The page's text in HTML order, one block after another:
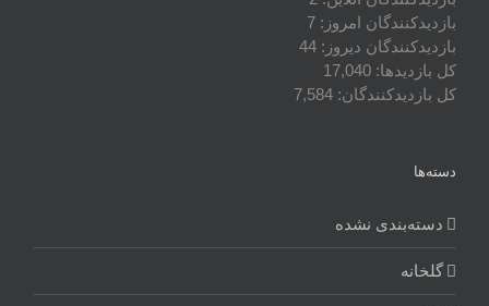
بازدیدکنندگان امروز: 7
بازدیدکنندگان دیروز: 44
کل بازدیدها: 17,040
کل بازدیدکنند‌گان: 7,584
دسته‌ها
دسته‌بندی نشده
گلخانه